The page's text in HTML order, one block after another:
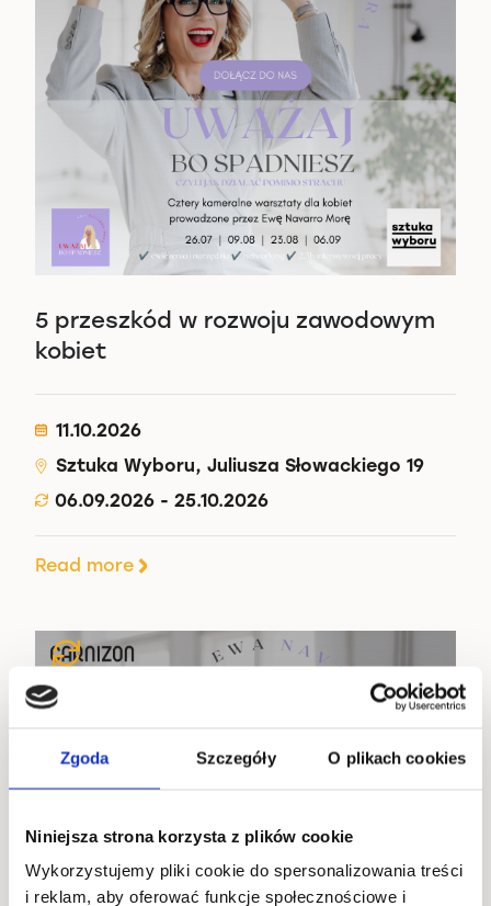
Zgoda Szczegóły O plikach cookies
Niniejsza strona korzysta z plików cookie
Wykorzystujemy pliki cookie do spersonalizowania treści
i reklam, aby oferować funkcje społecznościowe i
5 przeszkód w rozwoju zawodowym
kobiet
11.10.2026
Sztuka Wyboru, Juliusza Słowackiego 19
06.09.2026 - 25.10.2026
Read more